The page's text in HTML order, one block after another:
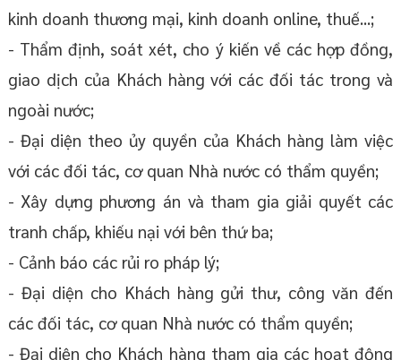
kinh doanh thương mại, kinh doanh online, thuế...;
- Thẩm định, soát xét, cho ý kiến về các hợp đồng,
giao dịch của Khách hàng với các đối tác trong và
ngoài nước;
- Đại diện theo ủy quyền của Khách hàng làm việc
với các đối tác, cơ quan Nhà nước có thẩm quyền;
- Xây dựng phương án và tham gia giải quyết các
tranh chấp, khiếu nại với bên thứ ba;
- Cảnh báo các rủi ro pháp lý;
- Đại diện cho Khách hàng gửi thư, công văn đến
các đối tác, cơ quan Nhà nước có thẩm quyền;
- Đại diện cho Khách hàng tham gia các hoạt động